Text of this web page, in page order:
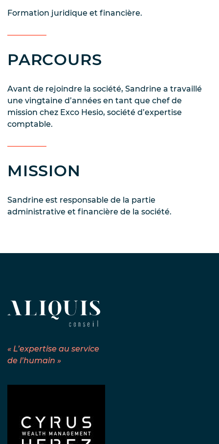
Formation juridique et financière.
PARCOURS
Avant de rejoindre la société, Sandrine a travaillé
une vingtaine d’années en tant que chef de
mission chez Exco Hesio, société d’expertise
comptable.
MISSION
Sandrine est responsable de la partie
administrative et financière de la société.
« L’expertise au service
de l’humain »